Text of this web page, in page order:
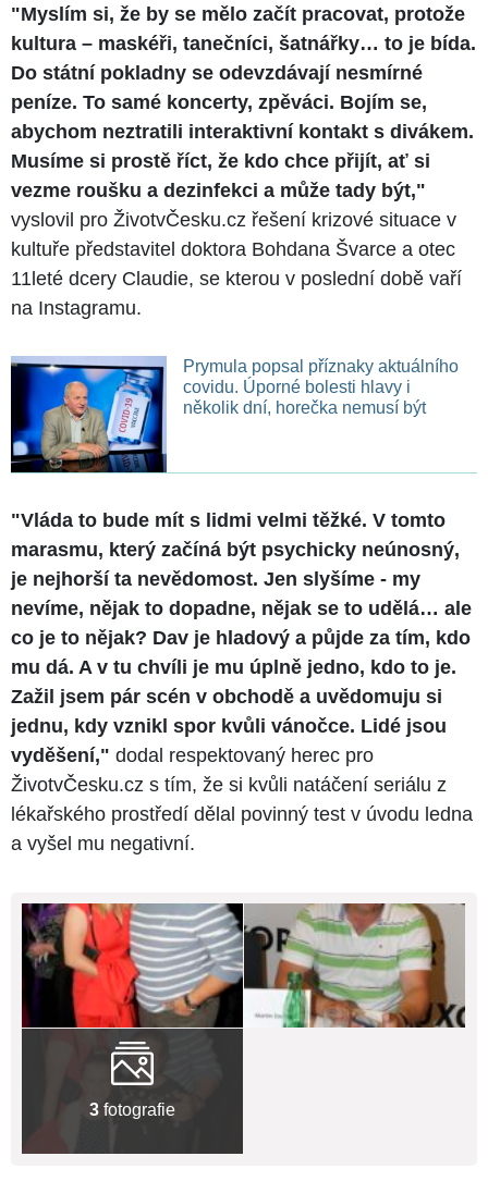
"Myslím si, že by se mělo začít pracovat, protože
kultura – maskéři, tanečníci, šatnářky… to je bída.
Do státní pokladny se odevzdávají nesmírné
peníze. To samé koncerty, zpěváci. Bojím se,
abychom neztratili interaktivní kontakt s divákem.
Musíme si prostě říct, že kdo chce přijít, ať si
vezme roušku a dezinfekci a může tady být,"
vyslovil pro ŽivotvČesku.cz řešení krizové situace v
kultuře představitel doktora Bohdana Švarce a otec
11leté dcery Claudie, se kterou v poslední době vaří
na Instagramu.
Prymula popsal příznaky aktuálního
covidu. Úporné bolesti hlavy i
několik dní, horečka nemusí být
"Vláda to bude mít s lidmi velmi těžké. V tomto
marasmu, který začíná být psychicky neúnosný,
je nejhorší ta nevědomost. Jen slyšíme - my
nevíme, nějak to dopadne, nějak se to udělá… ale
co je to nějak? Dav je hladový a půjde za tím, kdo
mu dá. A v tu chvíli je mu úplně jedno, kdo to je.
Zažil jsem pár scén v obchodě a uvědomuju si
jednu, kdy vznikl spor kvůli vánočce. Lidé jsou
vyděšení," dodal respektovaný herec pro
ŽivotvČesku.cz s tím, že si kvůli natáčení seriálu z
lékařského prostředí dělal povinný test v úvodu ledna
a vyšel mu negativní.
3 fotografie